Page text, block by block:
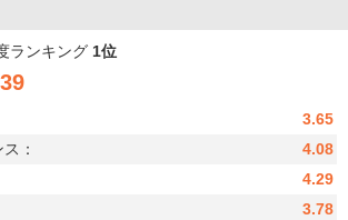
ランキング 1位
3.65
：
4.08
4.29
3.78